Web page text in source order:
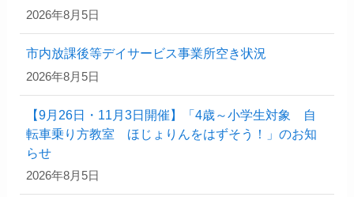
2026年8月5日
市内放課後等デイサービス事業所空き状況
2026年8月5日
【9月26日・11月3日開催】「4歳～小学生対象 自
転車乗り方教室 ほじょりんをはずそう！」のお知
らせ
2026年8月5日